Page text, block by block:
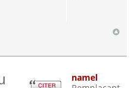
namel